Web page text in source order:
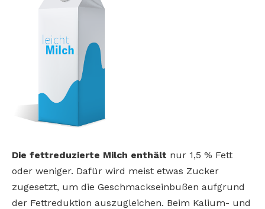
Die fettreduzierte Milch enthält nur 1,5 % Fett
oder weniger. Dafür wird meist etwas Zucker
zugesetzt, um die Geschmackseinbußen aufgrund
der Fettreduktion auszugleichen. Beim Kalium- und